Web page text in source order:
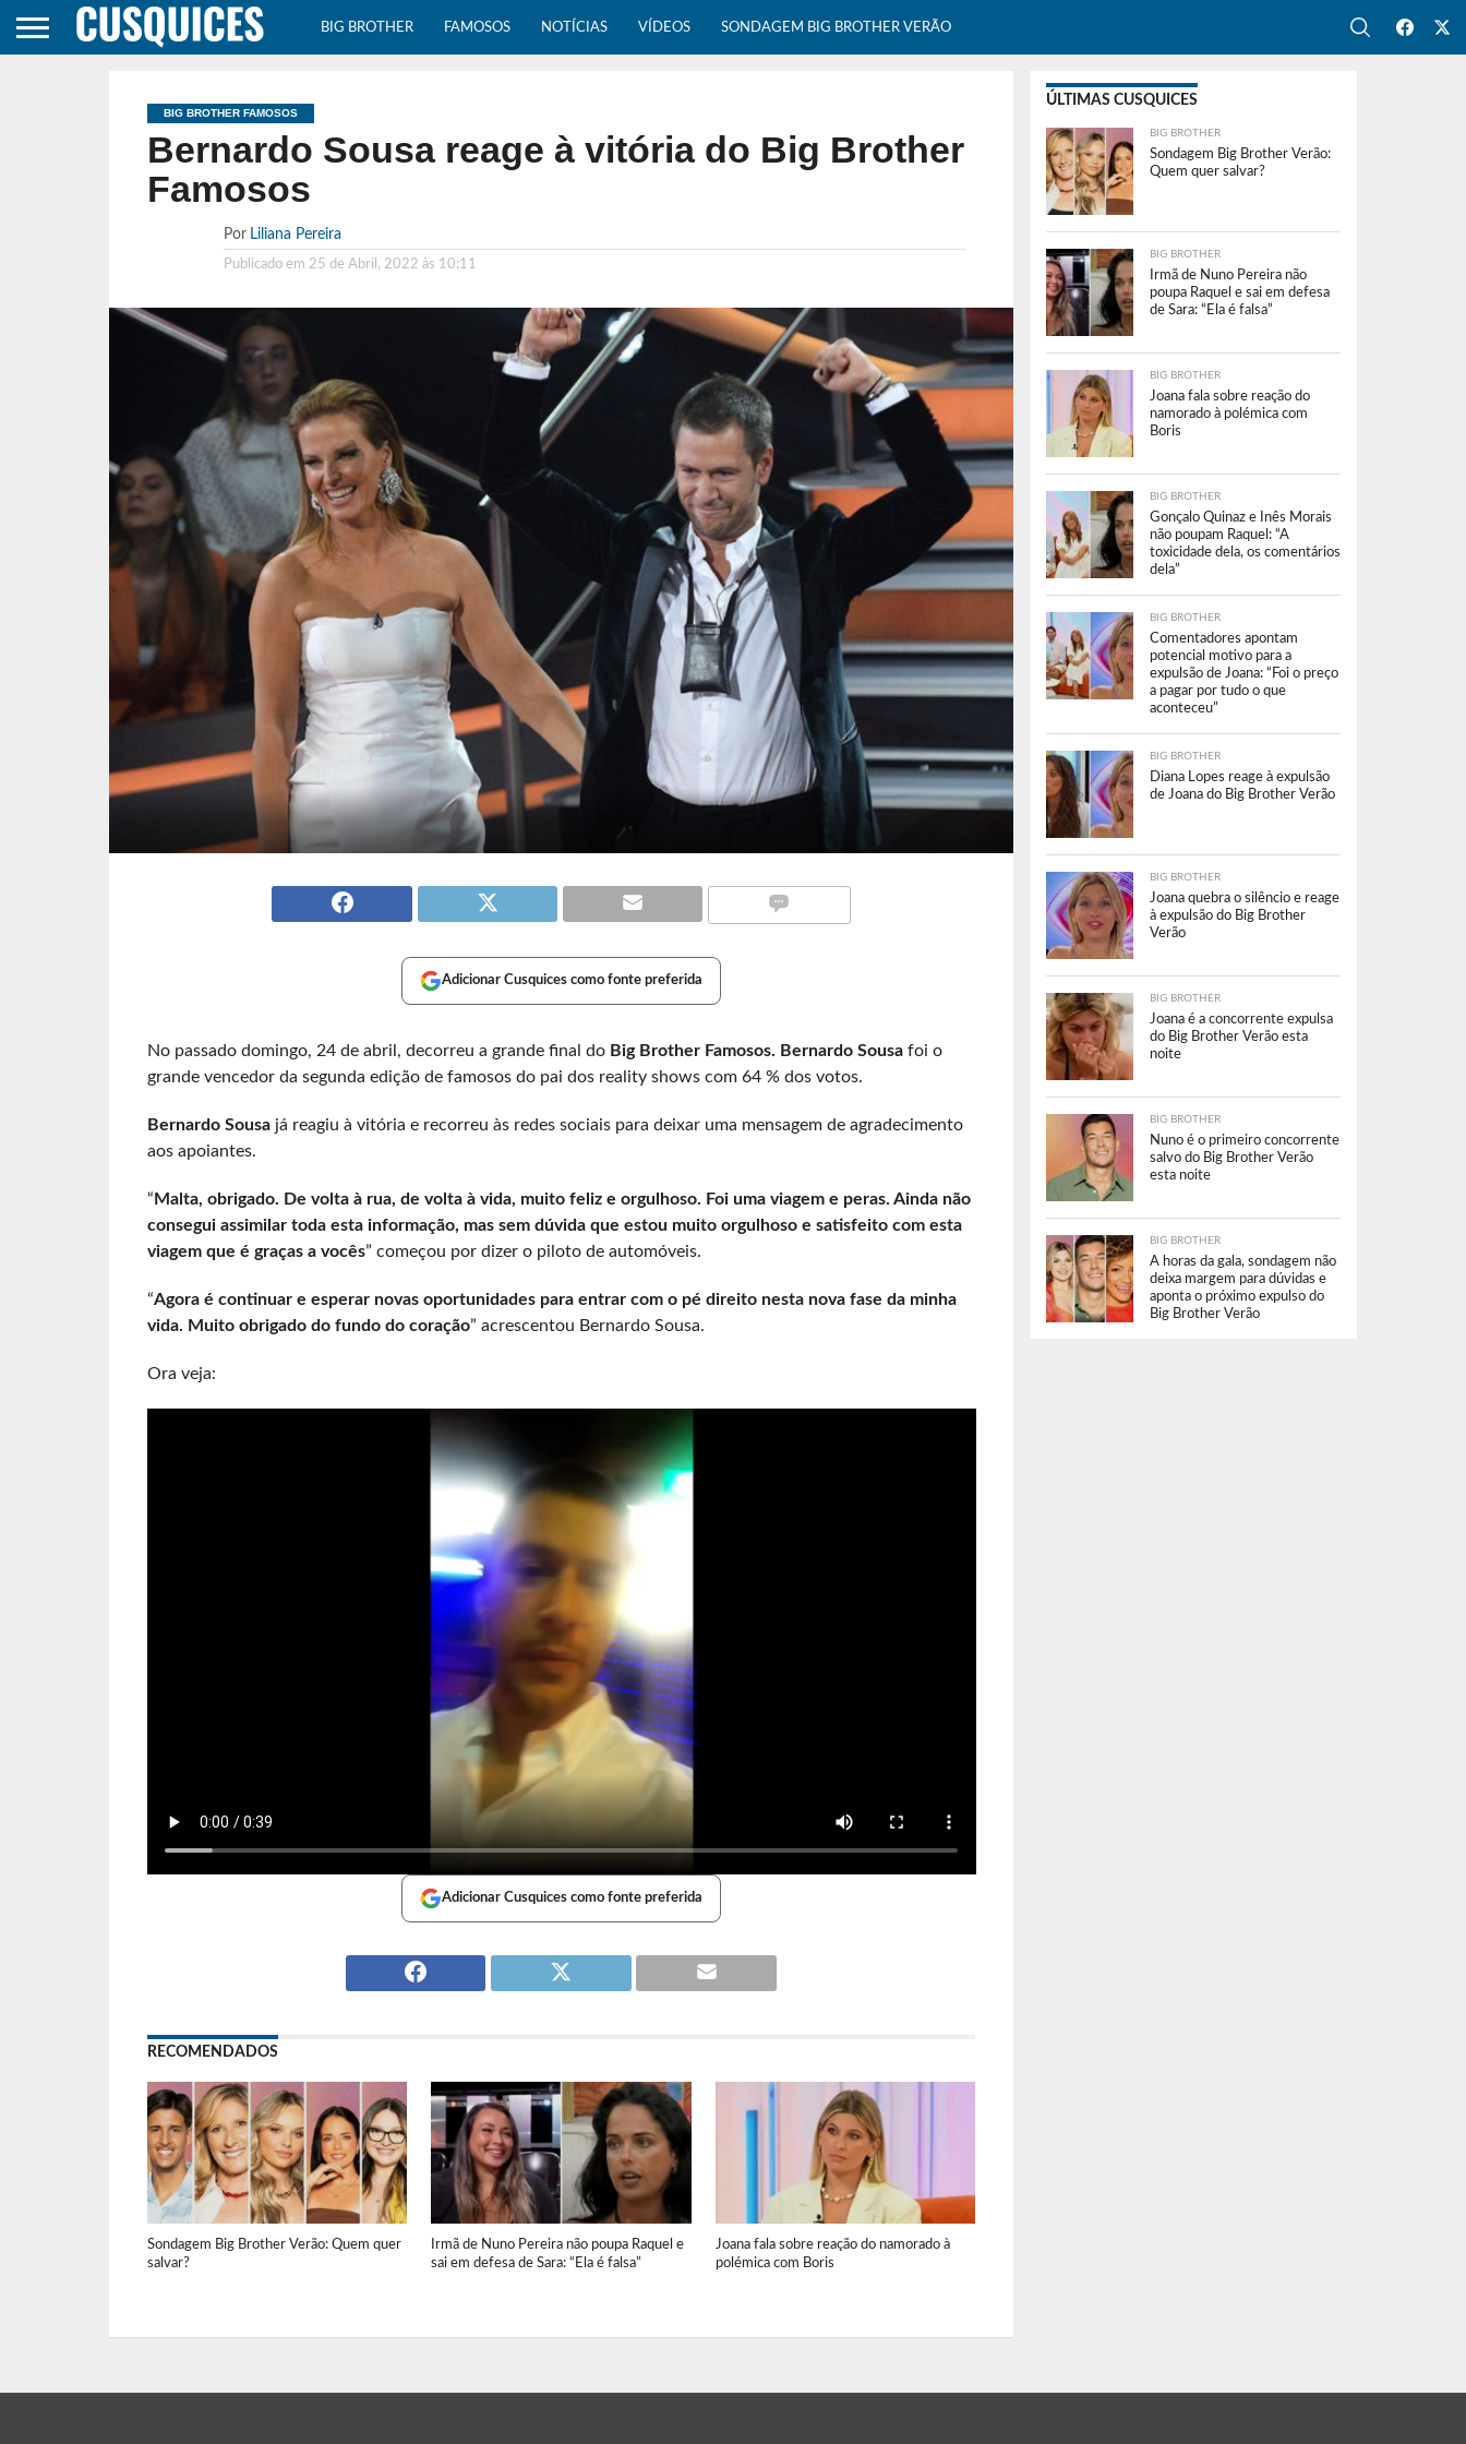
BIG BROTHER FAMOSOS NOTÍCIAS VÍDEOS SONDAGEM BIG BROTHER VERÃO
BIG BROTHER FAMOSOS
Bernardo Sousa reage à vitória do Big Brother
Famosos
Por Liliana Pereira
Publicado em 25 de Abril, 2022 às 10:11
Adicionar Cusquices como fonte preferida
No passado domingo, 24 de abril, decorreu a grande final do Big Brother Famosos. Bernardo Sousafoi o
grande vencedor da segunda edição de famosos do pai dos reality shows com 64 % dos votos.
Bernardo Sousajá reagiu à vitória e recorreu às redes sociais para deixar uma mensagem de agradecimento
aos apoiantes.
“ Malta, obrigado. De volta à rua, de volta à vida, muito feliz e orgulhoso. Foi uma viagem e peras. Ainda não
consegui assimilar toda esta informação, mas sem dúvida que estou muito orgulhoso e satisfeito com esta
viagem que é graças a vocês” começou por dizer o piloto de automóveis.
“Agora é continuar e esperar novas oportunidades para entrar com o pé direito nesta nova fase da minha
vida. Muito obrigado do fundo do coração” acrescentou Bernardo Sousa.
Ora veja:
Adicionar Cusquices como fonte preferida
RECOMENDADOS
Sondagem Big Brother Verão: Quem quer
salvar?
Irmã de Nuno Pereira não poupa Raquel e
sai em defesa de Sara: “Ela é falsa”
Joana fala sobre reação do namorado à
polémica com Boris
ÚLTIMAS CUSQUICES
BIG BROTHER
Sondagem Big Brother Verão:
Quem quer salvar?
BIG BROTHER
Irmã de Nuno Pereira não
poupa Raquel e sai em defesa
de Sara: “Ela é falsa”
BIG BROTHER
Joana fala sobre reação do
namorado à polémica com
Boris
BIG BROTHER
Gonçalo Quinaz e Inês Morais
não poupam Raquel: “A
toxicidade dela, os comentários
dela”
BIG BROTHER
Comentadores apontam
potencial motivo para a
expulsão de Joana: “Foi o preço
a pagar por tudo o que
aconteceu”
BIG BROTHER
Diana Lopes reage à expulsão
de Joana do Big Brother Verão
BIG BROTHER
Joana quebra o silêncio e reage
à expulsão do Big Brother
Verão
BIG BROTHER
Joana é a concorrente expulsa
do Big Brother Verão esta
noite
BIG BROTHER
Nuno é o primeiro concorrente
salvo do Big Brother Verão
esta noite
BIG BROTHER
A horas da gala, sondagem não
deixa margem para dúvidas e
aponta o próximo expulso do
Big Brother Verão